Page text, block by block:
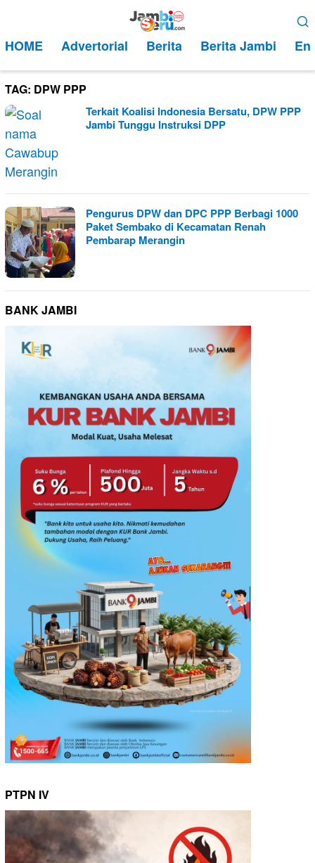
kontenMobile
HOME Advertorial Berita Berita Jambi
TAG: DPW PPP
Terkait Koalisi Indonesia Bersatu, DPW PPP
Jambi Tunggu Instruksi DPP
Pengurus DPW dan DPC PPP Berbagi 1000
Paket Sembako di Kecamatan Renah
Pembarap Merangin
BANK JAMBI
PTPN IV